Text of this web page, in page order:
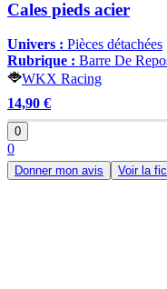
Cales pieds acier
Univers : Pièces détachées
Rubrique : Barre De
WKX Racing
14,90 €
0
0
Donner mon avis Voir la